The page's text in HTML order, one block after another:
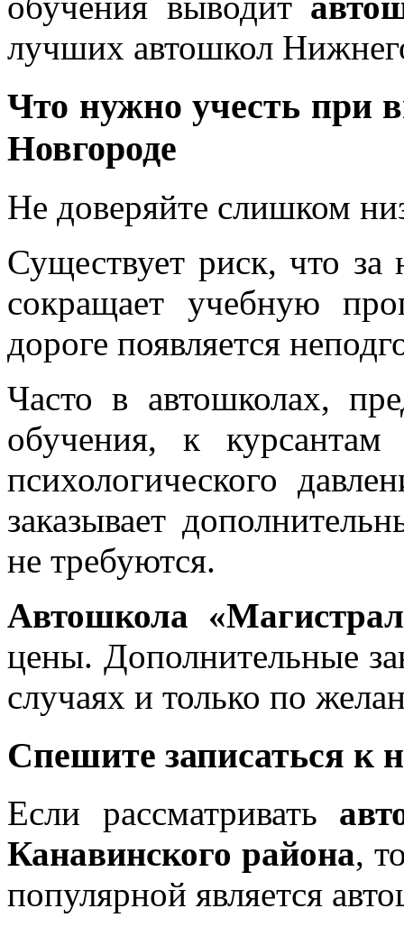
лучших автошкол
Что нужно учесть при
Новгороде
Не доверяйте слишком
Существует риск, что
сокращает учебную
дороге появляется
Часто в автошколах,
обучения, к курсантам
психологического
заказывает
не требуются.
Автошкола
цены. Дополнительные
случаях и только по
Спешите записаться к
Если рассматривать
Канавинского района,
популярной является